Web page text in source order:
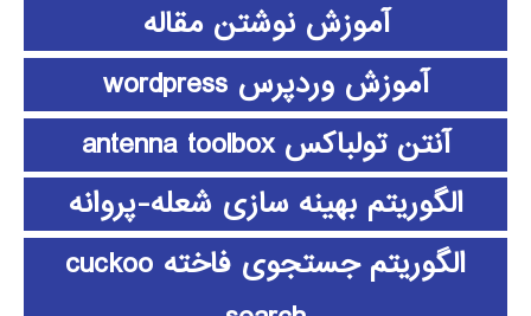
آموزش نوشتن مقاله
آموزش وردپرس wordpress
آنتن تولباکس antenna toolbox
الگوریتم بهینه سازی شعله-پروانه
الگوریتم جستجوی فاخته cuckoo